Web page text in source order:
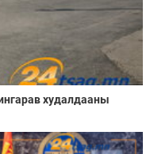
худалдааны